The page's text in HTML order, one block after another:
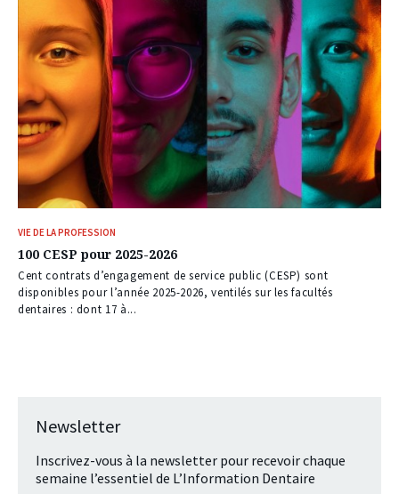
VIE DE LA PROFESSION
100 CESP pour 2025-2026
Cent contrats d’engagement de service public (CESP) sont
disponibles pour l’année 2025-2026, ventilés sur les facultés
dentaires : dont 17 à...
Newsletter
Inscrivez-vous à la newsletter pour recevoir chaque
semaine l’essentiel de L’Information Dentaire